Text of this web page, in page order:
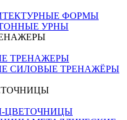
ФОРМЫ
УРНЫ
ТРЕНАЖЕРЫ
СИЛОВЫЕ ТРЕНАЖЁРЫ
ЦВЕТОЧНИЦЫ